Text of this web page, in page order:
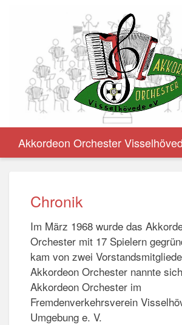
Akkordeon Orchester
Chronik
Im März 1968 wurde das
Orchester mit 17 Spielern
kam von zwei
Akkordeon Orchester nannte
Akkordeon Orchester im
Fremdenverkehrsverein
Umgebung e. V.